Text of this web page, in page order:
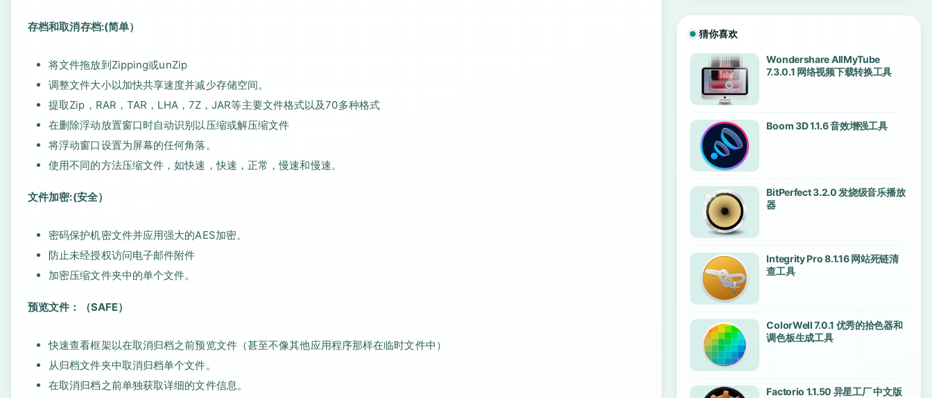
存档和取消存档:(简单）
将文件拖放到Zipping或unZip
调整文件大小以加快共享速度并减少存储空间。
提取Zip，RAR，TAR，LHA，7Z，JAR等主要文件格式以及70多种格式
在删除浮动放置窗口时自动识别以压缩或解压缩文件
将浮动窗口设置为屏幕的任何角落。
使用不同的方法压缩文件，如快速，快速，正常，慢速和慢速。
文件加密:(安全）
密码保护机密文件并应用强大的AES加密。
防止未经授权访问电子邮件附件
加密压缩文件夹中的单个文件。
预览文件：（SAFE）
快速查看框架以在取消归档之前预览文件（甚至不像其他应用程序那样在临时文件中）
从归档文件夹中取消归档单个文件。
在取消归档之前单独获取详细的文件信息。
猜你喜欢
Wondershare AllMyTube
7.3.0.1 网络视频下载转换工具
Boom 3D 1.1.6 音效增强工具
BitPerfect 3.2.0 发烧级音乐播放
器
Integrity Pro 8.1.16 网站死链清
查工具
ColorWell 7.0.1 优秀的拾色器和
调色板生成工具
Factorio 1.1.50 异星工厂 中文版